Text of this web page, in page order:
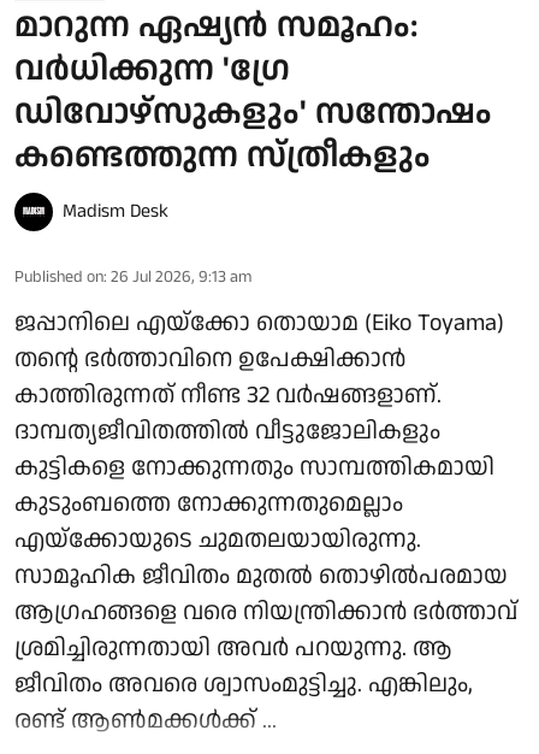
മാറുന്ന ഏഷ്യൻ സമൂഹം:
വർധിക്കുന്ന 'ഗ്രേ
ഡിവോഴ്‌സുകളും' സന്തോഷം
കണ്ടെത്തുന്ന സ്ത്രീകളും
Madism Desk
Published on: 26 Jul 2026, 9:13 am
ജപ്പാനിലെ എയ്ക്കോ തൊയാമ (Eiko Toyama)
തന്റെ ഭർത്താവിനെ ഉപേക്ഷിക്കാൻ
കാത്തിരുന്നത് നീണ്ട 32 വർഷങ്ങളാണ്.
ദാമ്പത്യജീവിതത്തിൽ വീട്ടുജോലികളും
കുട്ടികളെ നോക്കുന്നതും സാമ്പത്തികമായി
കുടുംബത്തെ നോക്കുന്നതുമെല്ലാം
എയ്ക്കോയുടെ ചുമതലയായിരുന്നു.
സാമൂഹിക ജീവിതം മുതൽ തൊഴിൽപരമായ
ആഗ്രഹങ്ങളെ വരെ നിയന്ത്രിക്കാൻ ഭർത്താവ്
ശ്രമിച്ചിരുന്നതായി അവർ പറയുന്നു. ആ
ജീവിതം അവരെ ശ്വാസംമുട്ടിച്ചു. എങ്കിലും,
രണ്ട് ആൺമക്കൾക്ക് ...